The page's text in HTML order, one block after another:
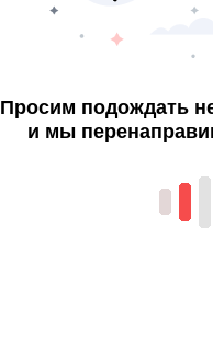
Просим подождать
и мы